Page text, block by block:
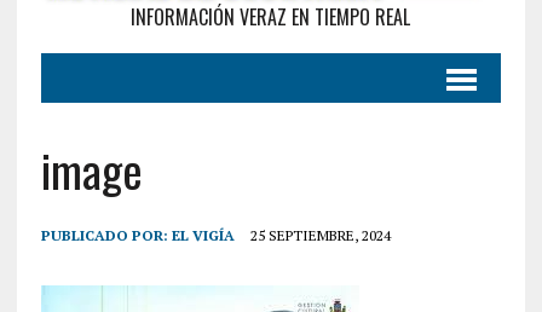
INFORMACIÓN VERAZ EN TIEMPO REAL
image
PUBLICADO POR: EL VIGÍA 25 SEPTIEMBRE, 2024